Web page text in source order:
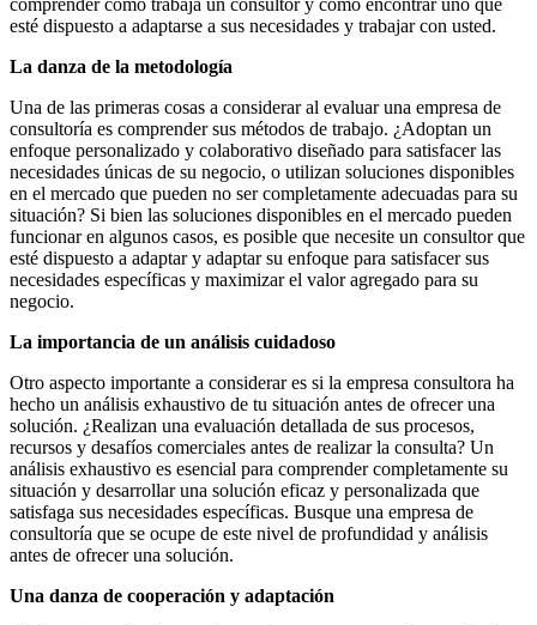
comprender cómo trabaja un consultor y cómo encontrar uno que
esté dispuesto a adaptarse a sus necesidades y trabajar con usted.
La danza de la metodología
Una de las primeras cosas a considerar al evaluar una empresa de
consultoría es comprender sus métodos de trabajo. ¿Adoptan un
enfoque personalizado y colaborativo diseñado para satisfacer las
necesidades únicas de su negocio, o utilizan soluciones disponibles
en el mercado que pueden no ser completamente adecuadas para su
situación? Si bien las soluciones disponibles en el mercado pueden
funcionar en algunos casos, es posible que necesite un consultor que
esté dispuesto a adaptar y adaptar su enfoque para satisfacer sus
necesidades específicas y maximizar el valor agregado para su
negocio.
La importancia de un análisis cuidadoso
Otro aspecto importante a considerar es si la empresa consultora ha
hecho un análisis exhaustivo de tu situación antes de ofrecer una
solución. ¿Realizan una evaluación detallada de sus procesos,
recursos y desafíos comerciales antes de realizar la consulta? Un
análisis exhaustivo es esencial para comprender completamente su
situación y desarrollar una solución eficaz y personalizada que
satisfaga sus necesidades específicas. Busque una empresa de
consultoría que se ocupe de este nivel de profundidad y análisis
antes de ofrecer una solución.
Una danza de cooperación y adaptación